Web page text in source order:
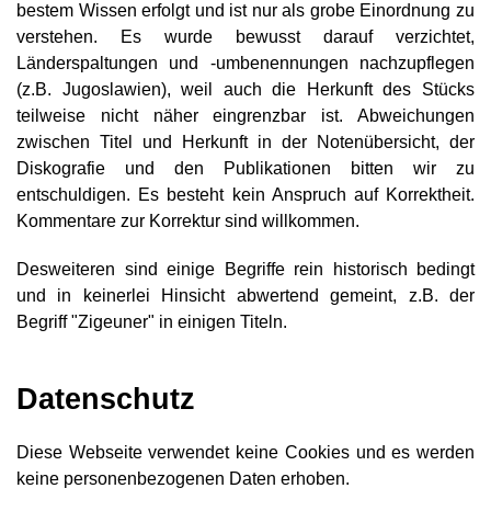
bestem Wissen erfolgt und ist nur als grobe Einordnung zu
verstehen. Es wurde bewusst darauf verzichtet,
Länderspaltungen und -umbenennungen nachzupflegen
(z.B. Jugoslawien), weil auch die Herkunft des Stücks
teilweise nicht näher eingrenzbar ist. Abweichungen
zwischen Titel und Herkunft in der Notenübersicht, der
Diskografie und den Publikationen bitten wir zu
entschuldigen. Es besteht kein Anspruch auf Korrektheit.
Kommentare zur Korrektur sind willkommen.
Desweiteren sind einige Begriffe rein historisch bedingt
und in keinerlei Hinsicht abwertend gemeint, z.B. der
Begriff "Zigeuner" in einigen Titeln.
Datenschutz
Diese Webseite verwendet keine Cookies und es werden
keine personenbezogenen Daten erhoben.